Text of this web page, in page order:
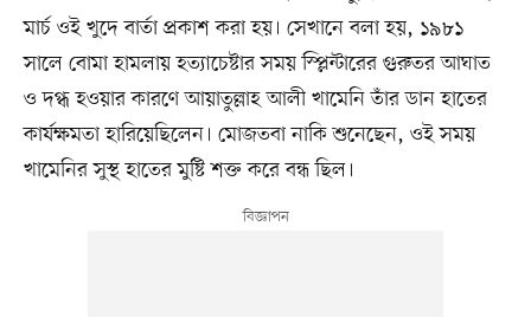
মার্চ ওই খুদে বার্তা প্রকাশ করা হয়। সেখানে বলা হয়, ১৯৮১
সালে বোমা হামলায় হত্যাচেষ্টার সময় স্প্লিন্টারের গুরুতর আঘাত
ও দগ্ধ হওয়ার কারণে আয়াতুল্লাহ আলী খামেনি তাঁর ডান হাতের
কার্যক্ষমতা হারিয়েছিলেন। মোজতবা নাকি শুনেছেন, ওই সময়
খামেনির সুস্থ হাতের মুষ্টি শক্ত করে বন্ধ ছিল।